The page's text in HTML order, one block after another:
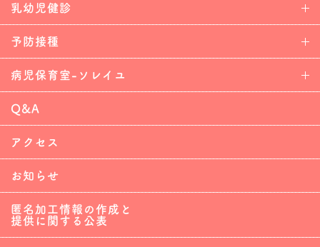
乳幼児健診
予防接種
病児保育室-ソレイユ
Q&A
アクセス
お知らせ
匿名加工情報の作成と
提供に関する公表